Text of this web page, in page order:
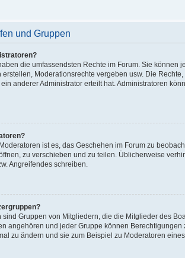
und Gruppen
die umfassendsten Rechte im Forum. Sie können
erstellen, Moderationsrechte vergeben usw. Die
anderer Administrator erteilt hat. Administratoren
ist es, das Geschehen im Forum zu
zu verschieben und zu teilen. Üblicherweise
Angreifendes schreiben.
sind Gruppen von Mitgliedern, die die Mitglieder des
angehören und jeder Gruppe können
zu ändern und sie zum Beispiel zu Moderatoren